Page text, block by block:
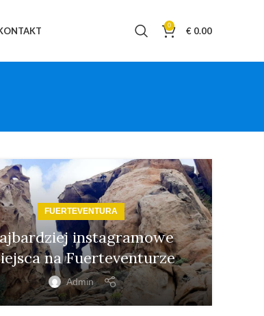
0 € 0.00
FUERTEVENTURA
instagramowe
na Fuerteventurze
Admin